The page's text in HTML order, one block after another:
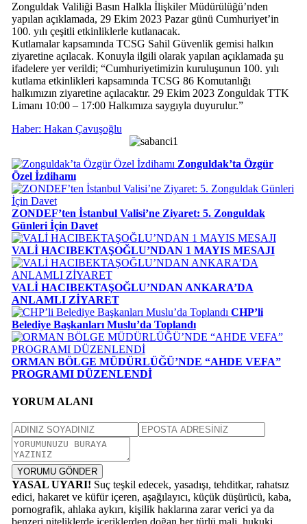
Zonguldak Valiliği Basın Halkla İlişkiler Müdürülüğü’nden
yapılan açıklamada, 29 Ekim 2023 Pazar günü Cumhuriyet’in
100. yılı çeşitli etkinliklerle kutlanacak.
Kutlamalar kapsamında TCSG Sahil Güvenlik gemisi halkın
ziyaretine açılacak. Konuyla ilgili olarak yapılan açıklamada şu
ifadelere yer verildi; “Cumhuriyetimizin kuruluşunun 100. yılı
kutlama etkinlikleri kapsamında TCSG 86 Komutanlığı
halkımızın ziyaretine açılacaktır. 29 Ekim 2023 Zonguldak TTK
Limanı 10:00 – 17:00 Halkımıza saygıyla duyurulur.”
Haber: Hakan Çavuşoğlu
Zonguldak’ta Özgür
Özel İzdihamı
ZONDEF’ten İstanbul Valisi’ne Ziyaret: 5. Zonguldak
Günleri İçin Davet
VALİ HACIBEKTAŞOĞLU’NDAN 1 MAYIS MESAJI
VALİ HACIBEKTAŞOĞLU’NDAN ANKARA’DA
ANLAMLI ZİYARET
CHP’li
Belediye Başkanları Muslu’da Toplandı
ORMAN BÖLGE MÜDÜRLÜĞÜ’NDE “AHDE VEFA”
PROGRAMI DÜZENLENDİ
YORUM ALANI
YORUMU GÖNDER
YASAL UYARI! Suç teşkil edecek, yasadışı, tehditkar, rahatsız
edici, hakaret ve küfür içeren, aşağılayıcı, küçük düşürücü, kaba,
pornografik, ahlaka aykırı, kişilik haklarına zarar verici ya da
benzeri niteliklerde içeriklerden doğan her türlü mali, hukuki,